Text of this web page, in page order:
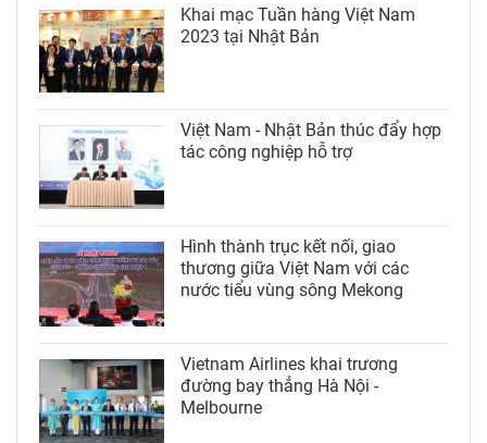
Khai mạc Tuần hàng Việt Nam
2023 tại Nhật Bản
Việt Nam - Nhật Bản thúc đẩy hợp
tác công nghiệp hỗ trợ
Hình thành trục kết nối, giao
thương giữa Việt Nam với các
nước tiểu vùng sông Mekong
Vietnam Airlines khai trương
đường bay thẳng Hà Nội -
Melbourne